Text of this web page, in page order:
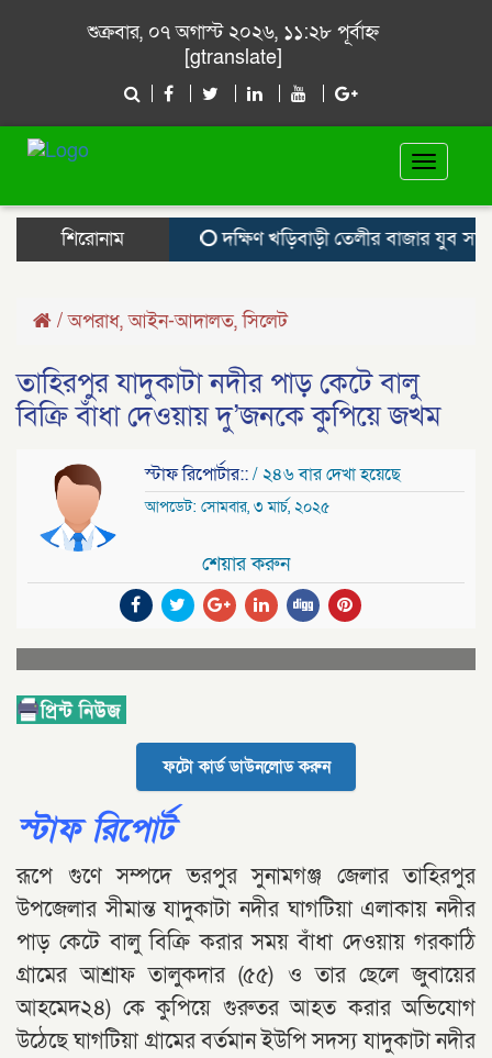
শুক্রবার, ০৭ অগাস্ট ২০২৬, ১১:২৮ পূর্বাহ্ন
[gtranslate]
Toggle
শিরোনাম
দক্ষিণ খড়িবাড়ী তেলীর বাজার যুব
/অপরাধ,আইন-আদালত,সিলেট
তাহিরপুর যাদুকাটা নদীর পাড় কেটে বালু
বিক্রি বাঁধা দেওয়ায় দু’জনকে কুপিয়ে জখম
স্টাফ রিপোর্টার::/ ২৪৬ বার দেখা হয়েছে
আপডেট: সোমবার, ৩ মার্চ, ২০২৫
শেয়ার করুন
ফটো কার্ড ডাউনলোড করুন
স্টাফ রিপোর্ট
রূপে গুণে সম্পদে ভরপুর সুনামগঞ্জ জেলার তাহিরপুর
উপজেলার সীমান্ত যাদুকাটা নদীর ঘাগটিয়া এলাকায় নদীর
পাড় কেটে বালু বিক্রি করার সময় বাঁধা দেওয়ায় গরকাঠি
গ্রামের আশ্রাফ তালুকদার (৫৫) ও তার ছেলে জুবায়ের
আহমেদ২৪) কে কুপিয়ে গুরুতর আহত করার অভিযোগ
উঠেছে ঘাগটিয়া গ্রামের বর্তমান ইউপি সদস্য যাদুকাটা নদীর